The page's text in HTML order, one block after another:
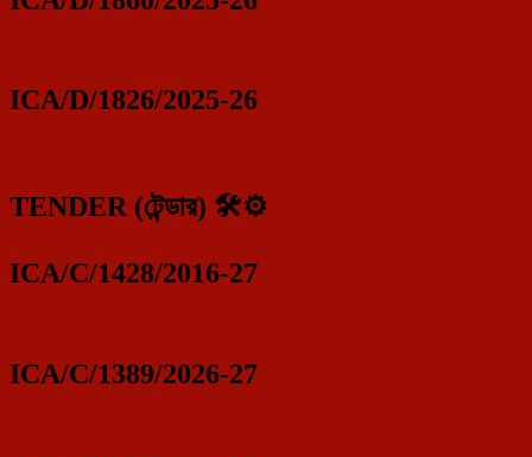
ICA/D/1826/2025-26
TENDER (টেন্ডার) 🛠️⚙️
ICA/C/1428/2016-27
ICA/C/1389/2026-27